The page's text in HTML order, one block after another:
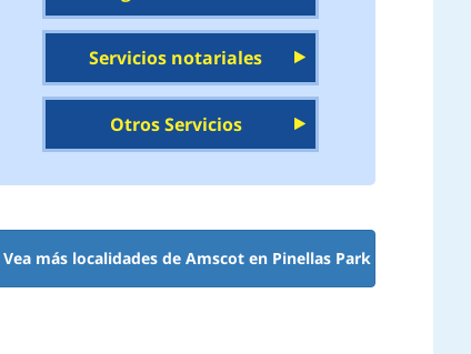
Servicios notariales
Otros Servicios
Vea más localidades de Amscot en Pinellas Park